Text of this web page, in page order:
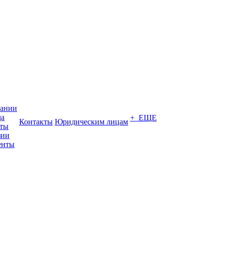
Контакты Юридическим лицам + ЕЩЕ